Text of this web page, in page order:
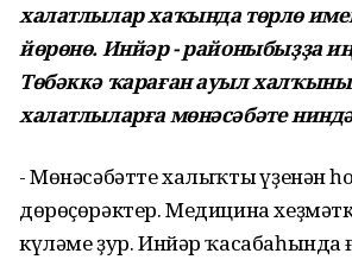
халатлылар хаҡында төрлө
йөрөнө. Инйәр - районыбыҙҙа
Төбәккә ҡараған ауыл
халатлыларға мөнәсәбәте
- Мөнәсәбәтте халыҡтың үҙенән
дөрөҫөрәктер. Медицина
күләме ҙур. Инйәр ҡасабаһында